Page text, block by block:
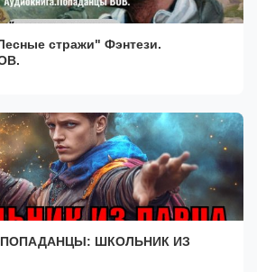
стражи" Фэнтези.
ПОПАДАНЦЫ: ШКОЛЬНИК ИЗ